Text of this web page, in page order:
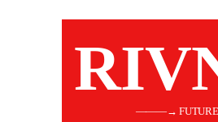
———→ FUTURE